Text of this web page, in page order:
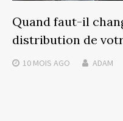
Quand faut-il
distribution de
10 MOIS AGO ADAM